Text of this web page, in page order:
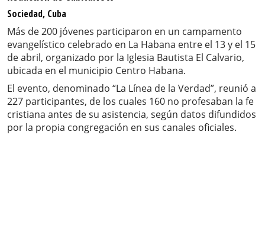
Sociedad, Cuba
Más de 200 jóvenes participaron en un campamento
evangelístico celebrado en La Habana entre el 13 y el 15
de abril, organizado por la Iglesia Bautista El Calvario,
ubicada en el municipio Centro Habana.
El evento, denominado “La Línea de la Verdad”, reunió a
227 participantes, de los cuales 160 no profesaban la fe
cristiana antes de su asistencia, según datos difundidos
por la propia congregación en sus canales oficiales.